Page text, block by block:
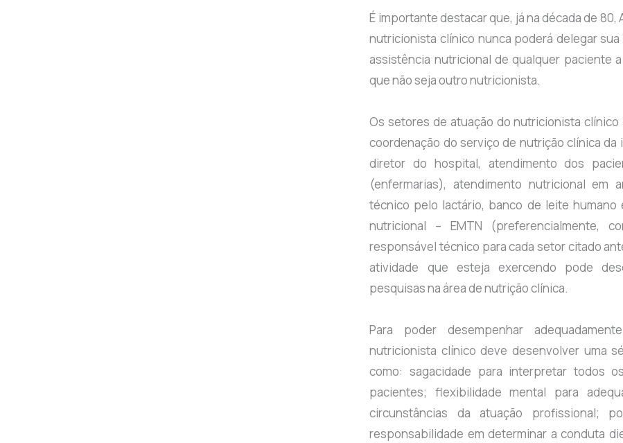
É importante destacar que, já na década de
nutricionista clínico nunca poderá delegar
assistência nutricional de qualquer paciente
que não seja outro nutricionista.
Os setores de atuação do nutricionista
coordenação do serviço de nutrição clínica
diretor do hospital, atendimento dos
(enfermarias), atendimento nutricional em
técnico pelo lactário, banco de leite
nutricional – EMTN (preferencialmente,
responsável técnico para cada setor citado
atividade que esteja exercendo pode
pesquisas na área de nutrição clínica.
Para poder desempenhar
nutricionista clínico deve desenvolver uma
como: sagacidade para interpretar todos
pacientes; flexibilidade mental para
circunstâncias da atuação profissional;
responsabilidade em determinar a conduta